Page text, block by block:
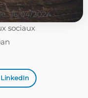
: 16/04/2024
sociaux
LinkedIn